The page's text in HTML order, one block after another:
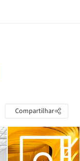
Compartilhar